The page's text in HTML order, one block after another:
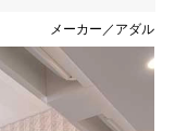
メーカー／アダル